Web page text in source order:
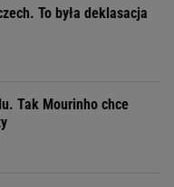
To była deklasacja
Tak Mourinho chce